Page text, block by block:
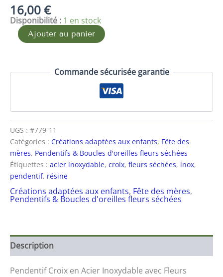
16,00€
Disponibilité : 1 en stock
Ajouter au panier
Commande sécurisée garantie
UGS : #779-11
Catégories : Créations adaptées aux enfants, Fête des
mères, Pendentifs & Boucles d'oreilles fleurs séchées
Étiquettes : acier inoxydable, croix, fleurs séchées, inox,
pendentif, résine
Créations adaptées aux enfants, Fête des mères,
Pendentifs & Boucles d'oreilles fleurs séchées
Description
Pendentif Croix en Acier Inoxydable avec Fleurs